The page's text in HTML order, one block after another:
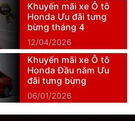
Khuyến mãi xe Ô tô
Honda Ưu đãi tưng
bừng tháng 4
12/04/2026
Khuyến mãi xe Ô tô
Honda Đầu năm Ưu
đãi tưng bừng
06/01/2026